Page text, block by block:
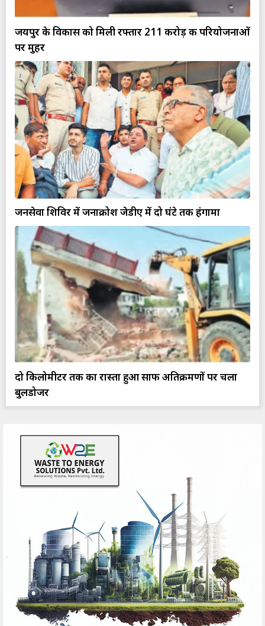
जयपुर के विकास को मिली रफ्तार 211 करोड़ की परियोजनाओं
पर मुहर
जनसेवा शिविर में जनाक्रोश जेडीए में दो घंटे तक हंगामा
दो किलोमीटर तक का रास्ता हुआ साफ अतिक्रमणों पर चला
बुलडोजर